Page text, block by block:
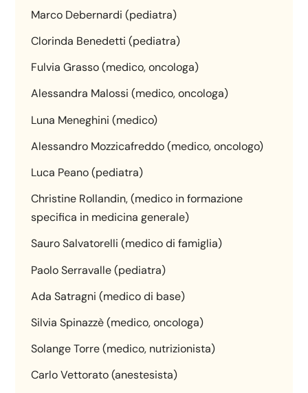
Marco Debernardi (pediatra)
Clorinda Benedetti (pediatra)
Fulvia Grasso (medico, oncologa)
Alessandra Malossi (medico, oncologa)
Luna Meneghini (medico)
Alessandro Mozzicafreddo (medico, oncologo)
Luca Peano (pediatra)
Christine Rollandin, (medico in formazione
specifica in medicina generale)
Sauro Salvatorelli (medico di famiglia)
Paolo Serravalle (pediatra)
Ada Satragni (medico di base)
Silvia Spinazzè (medico, oncologa)
Solange Torre (medico, nutrizionista)
Carlo Vettorato (anestesista)